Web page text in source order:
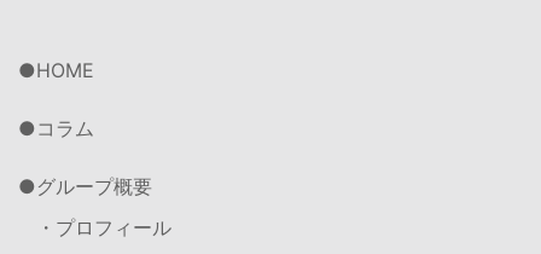
HOME
コラム
グループ概要
・プロフィール